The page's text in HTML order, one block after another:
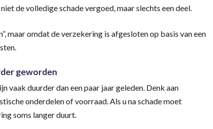
de volledige schade vergoed, maar slechts een deel.
maar omdat de verzekering is afgesloten op basis van een
geworden
vaak duurder dan een paar jaar geleden. Denk aan
onderdelen of voorraad. Als u na schade moet
soms langer duurt.